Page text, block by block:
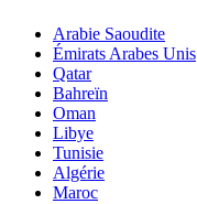
Arabie Saoudite
Émirats Arabes Unis
Qatar
Bahreïn
Oman
Libye
Tunisie
Algérie
Maroc